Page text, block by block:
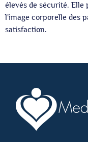
élevés de sécurité.
l'image corporelle des
satisfaction.